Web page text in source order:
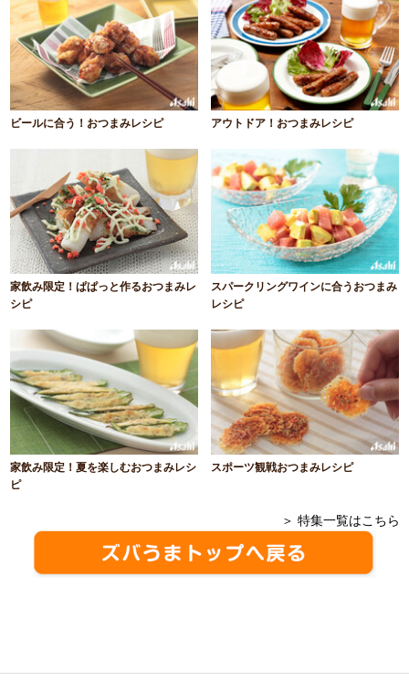
ビールに合う！おつまみレシピ アウトドア！おつまみレシピ
家飲み限定！ぱぱっと作るおつまみレ
シピ
スパークリングワインに合うおつまみ
レシピ
家飲み限定！夏を楽しむおつまみレシ
ピ
スポーツ観戦おつまみレシピ
＞ 特集一覧はこちら